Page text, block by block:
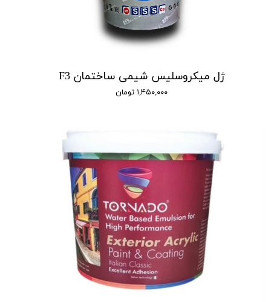
ژل میکروسلیس شیمی ساختمان F3
۱,۴۵۰,۰۰۰ تومان